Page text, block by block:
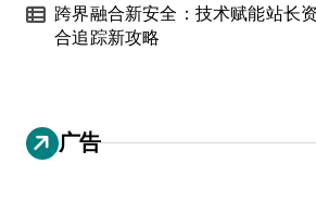
跨界融合新安全：技术赋能站长
合追踪新攻略
广告